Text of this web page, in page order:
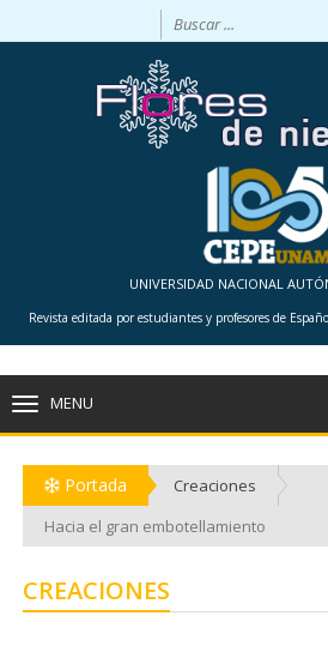
UNIVERSIDAD NACIONAL
Revista editada por estudiantes y profesores de
MENU
Portada
Creaciones
Hacia el gran embotellamiento
CREACIONES